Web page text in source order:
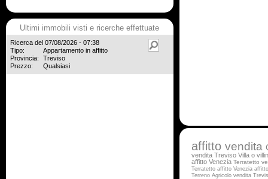
affitto vendita
vendita Treviso Villa o
affitto Venezia Terratetto
Terratetto affitto Venezia
Terreno Agricolo vendita
Ultimi immobili visti e ricerche effettuate
Ricerca del 07/08/2026 - 07:38
Tipo:
Appartamento in affitto
Provincia:
Treviso
Prezzo:
Qualsiasi